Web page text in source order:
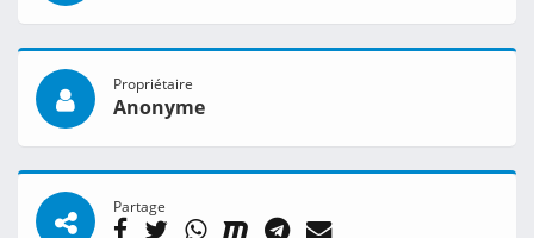
Propriétaire
Anonyme
Partage